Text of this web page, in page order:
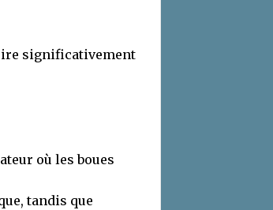
significativement
où les boues
tandis que